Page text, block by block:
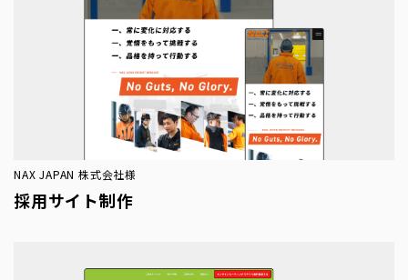
NAX JAPAN 株式会社様
採用サイト制作